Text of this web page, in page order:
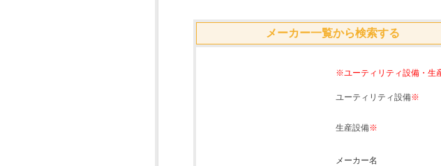
メーカー一覧から検索する
※ユーティリティ設備・生
ユーティリティ設備※
生産設備※
メーカー名